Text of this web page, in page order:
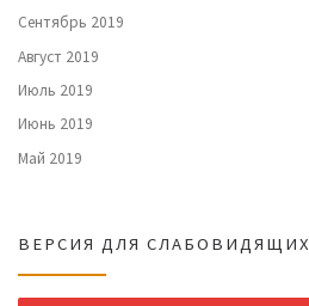
Сентябрь 2019
Август 2019
Июль 2019
Июнь 2019
Май 2019
ВЕРСИЯ ДЛЯ СЛАБОВИДЯЩИХ